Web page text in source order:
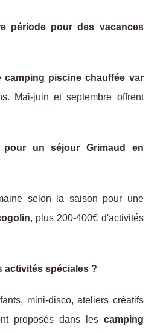
période pour des vacances
camping piscine chauffée var
Mai-juin et septembre offrent
pour un séjour Grimaud en
selon la saison pour une
, plus 200-400€ d'activités
activités spéciales ?
mini-disco, ateliers créatifs
proposés dans les camping